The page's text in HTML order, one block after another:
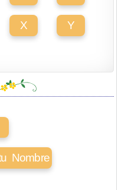
X Y
Nombre